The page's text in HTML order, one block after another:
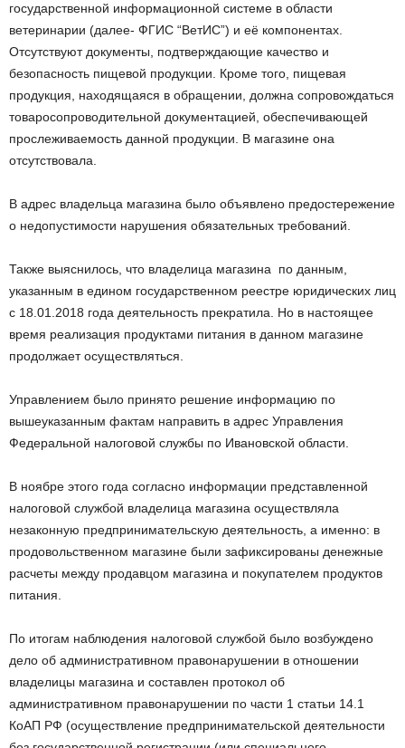
государственной информационной системе в области
ветеринарии (далее- ФГИС “ВетИС”) и её компонентах.
Отсутствуют документы, подтверждающие качество и
безопасность пищевой продукции. Кроме того, пищевая
продукция, находящаяся в обращении, должна сопровождаться
товаросопроводительной документацией, обеспечивающей
прослеживаемость данной продукции. В магазине она
отсутствовала.
В адрес владельца магазина было объявлено предостережение
о недопустимости нарушения обязательных требований.
Также выяснилось, что владелица магазина по данным,
указанным в едином государственном реестре юридических лиц
с 18.01.2018 года деятельность прекратила. Но в настоящее
время реализация продуктами питания в данном магазине
продолжает осуществляться.
Управлением было принято решение информацию по
вышеуказанным фактам направить в адрес Управления
Федеральной налоговой службы по Ивановской области.
В ноябре этого года согласно информации представленной
налоговой службой владелица магазина осуществляла
незаконную предпринимательскую деятельность, а именно: в
продовольственном магазине были зафиксированы денежные
расчеты между продавцом магазина и покупателем продуктов
питания.
По итогам наблюдения налоговой службой было возбуждено
дело об административном правонарушении в отношении
владелицы магазина и составлен протокол об
административном правонарушении по части 1 статьи 14.1
КоАП РФ (осуществление предпринимательской деятельности